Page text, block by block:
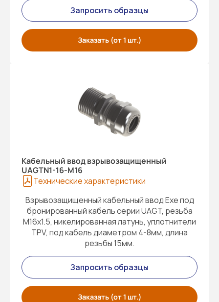
Запросить образцы
Заказать (от 1 шт.)
Кабельный ввод взрывозащищенный
UAGTN1-16-M16
Технические характеристики
Взрывозащищенный кабельный ввод Exe под
бронированный кабель серии UAGT, резьба
M16x1.5, никелированная латунь, уплотнители
TPV, под кабель диаметром 4-8мм, длина
резьбы 15мм.
Запросить образцы
Заказать (от 1 шт.)